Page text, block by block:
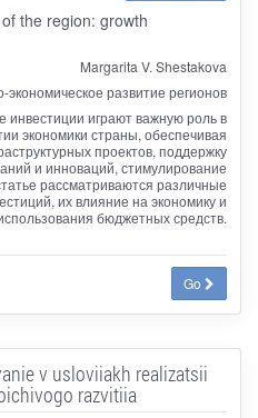
the region: growth
Margarita V. Shestakova
развитие регионов
инвестиции играют важную роль в
экономики страны, обеспечивая
проектов, поддержку
и инноваций, стимулирование
рассматриваются различные
их влияние на экономику и
бюджетных средств.
Go
v usloviiakh realizatsii
razvitiia